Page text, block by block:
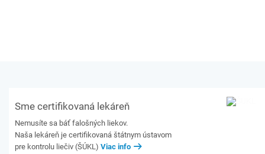
Sme certifikovaná lekáreň
Nemusíte sa báť falošných liekov.
Naša lekáreň je certifikovaná štátnym ústavom
pre kontrolu liečiv (ŠÚKL) Viac info